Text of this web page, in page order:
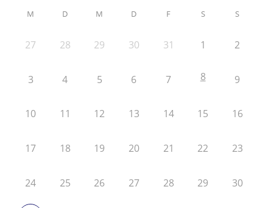
M D M D F S S
27 28 29 30 31 1 2
3 4 5 6 7 8 9
10 11 12 13 14 15 16
17 18 19 20 21 22 23
24 25 26 27 28 29 30